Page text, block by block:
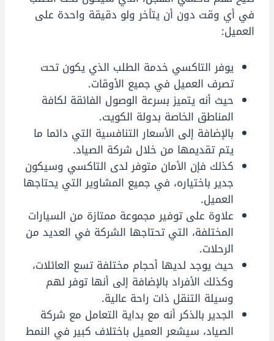
في أي وقت دون أن يتأخر ولو دقيقة واحدة على
العميل:
يوفر التاكسي خدمة الطلب الذي يكون تحت
تصرف العميل في جميع الأوقات.
حيث أنه يتميز بسرعة الوصول الفائقة لكافة
المناطق الخاصة بدولة الكويت.
بالإضافة إلى الأسعار التنافسية التي دائما ما
يتم تقديمها من خلال شركة الصياد.
كذلك فإن الأمان متوفر لدى التاكسي وسيكون
جدير باختياره، في جميع المشاوير التي يحتاجها
العميل.
علاوة على توفير مجموعة ممتازة من السيارات
المختلفة، التي تحتاجها الشركة في العديد من
الرحلات.
حيث يوجد لديها أحجام مختلفة تسع العائلات،
وكذلك الأفراد بالإضافة إلى أنها توفر لهم
وسيلة التنقل ذات راحة عالية.
الجدير بالذكر أنه مع بداية التعامل مع شركة
الصياد، سيشعر العميل باختلاف كبير في النمط